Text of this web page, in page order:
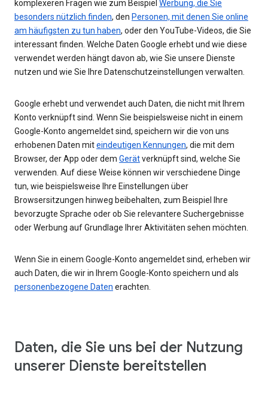
komplexeren Fragen wie zum Beispiel Werbung, die Sie
besonders nützlich finden, den Personen, mit denen Sie online
am häufigsten zu tun haben, oder den YouTube-Videos, die Sie
interessant finden. Welche Daten Google erhebt und wie diese
verwendet werden hängt davon ab, wie Sie unsere Dienste
nutzen und wie Sie Ihre Datenschutzeinstellungen verwalten.
Google erhebt und verwendet auch Daten, die nicht mit Ihrem
Konto verknüpft sind. Wenn Sie beispielsweise nicht in einem
Google-Konto angemeldet sind, speichern wir die von uns
erhobenen Daten miteindeutigen Kennungen, die mit dem
Browser, der App oder dem Gerätverknüpft sind, welche Sie
verwenden. Auf diese Weise können wir verschiedene Dinge
tun, wie beispielsweise Ihre Einstellungen über
Browsersitzungen hinweg beibehalten, zum Beispiel Ihre
bevorzugte Sprache oder ob Sie relevantere Suchergebnisse
oder Werbung auf Grundlage Ihrer Aktivitäten sehen möchten.
Wenn Sie in einem Google-Konto angemeldet sind, erheben wir
auch Daten, die wir in Ihrem Google-Konto speichern und als
personenbezogene Daten erachten.
Daten, die Sie uns bei der Nutzung
unserer Dienste bereitstellen